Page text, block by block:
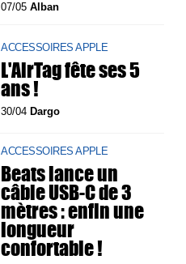
07/05Alban
ACCESSOIRES APPLE
L'AirTag fête ses 5
ans !
30/04Dargo
ACCESSOIRES APPLE
Beats lance un
câble USB-C de 3
mètres : enfin une
longueur
confortable !